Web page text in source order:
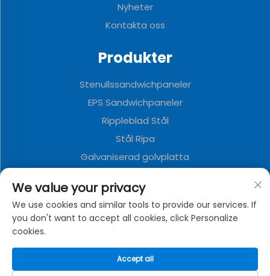
Nyheter
Kontakta oss
Produkter
Stenullssandwichpaneler
EPS Sandwichpaneler
Rippleblad Stål
Stål Ripa
Galvaniserad golvplatta
Metalldekorationstavla
Väggcontainerhus
OM FÖRETAGET
Integritetspolicy
We value your privacy
We use cookies and similar tools to provide our services. If
you don't want to accept all cookies, click Personalize
cookies.
Accept all